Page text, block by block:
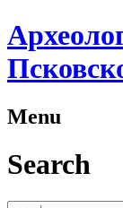
Menu
Search